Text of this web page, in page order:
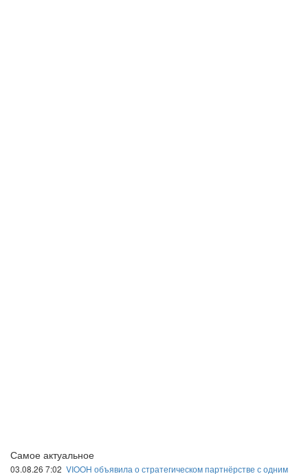
Самое актуальное
03.08.26 7:02 VIOOH объявила о стратегическом партнёрстве с одним